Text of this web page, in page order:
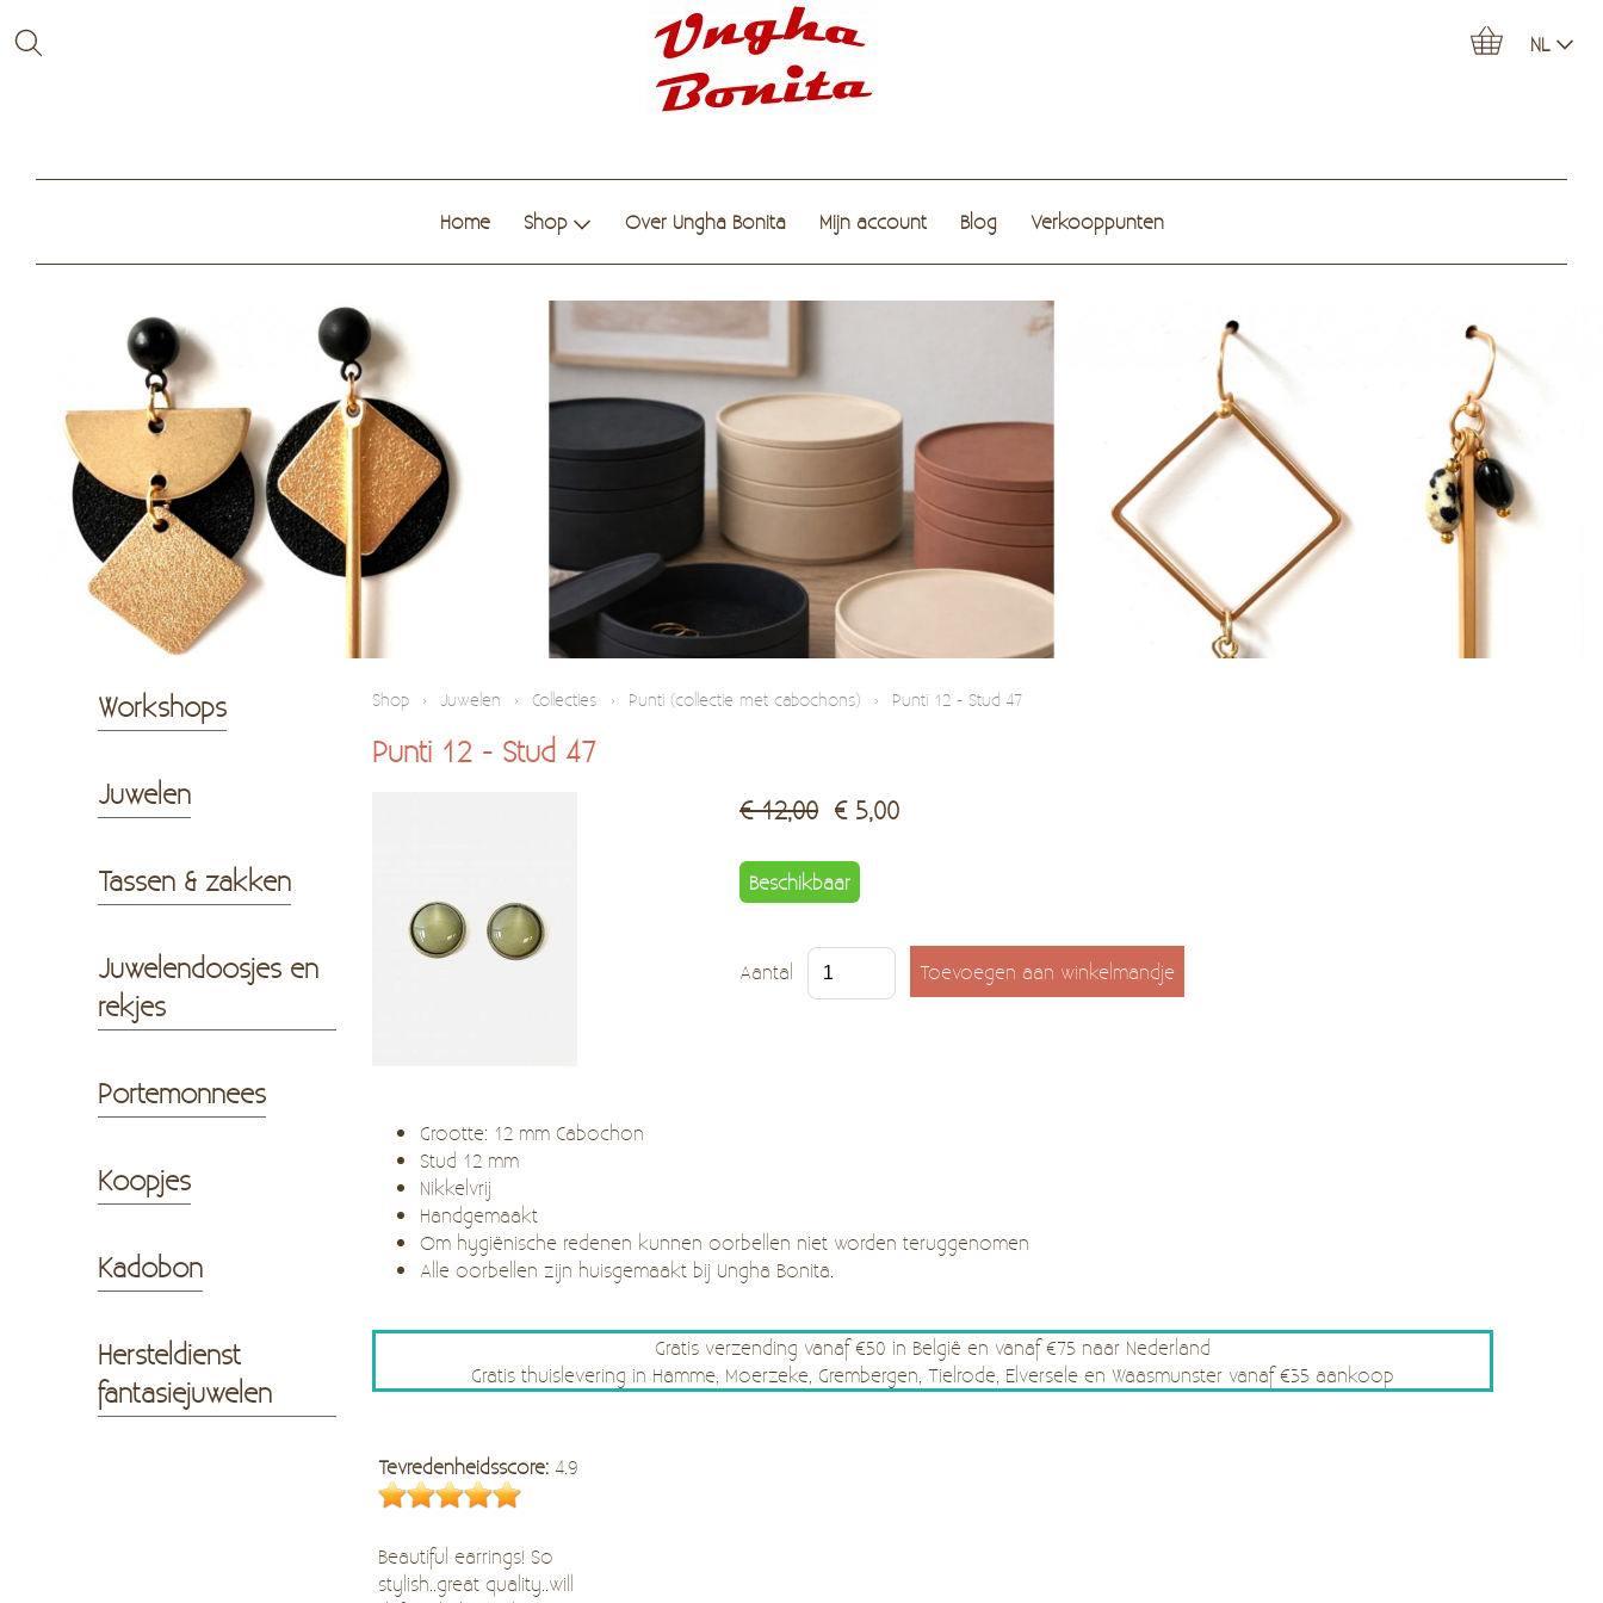
NL
Home Shop Over Ungha Bonita Mijn account Blog Verkooppunten
Workshops
Juwelen
Tassen & zakken
Juwelendoosjes en
rekjes
Portemonnees
Koopjes
Kadobon
Hersteldienst
fantasiejuwelen
Shop › Juwelen › Collecties › Punti (collectie met cabochons) › Punti 12 - Stud 47
Punti 12 - Stud 47
€ 12,00 € 5,00
Beschikbaar
Aantal
Grootte: 12 mm Cabochon
Stud 12 mm
Nikkelvrij
Handgemaakt
Om hygiënische redenen kunnen oorbellen niet worden teruggenomen
Alle oorbellen zijn huisgemaakt bij Ungha Bonita.
Gratis verzending vanaf €50 in België en vanaf €75 naar Nederland
Gratis thuislevering in Hamme, Moerzeke, Grembergen, Tielrode, Elversele en Waasmunster vanaf €35 aankoop
Tevredenheidsscore: 4.9
Beautiful earrings! So
stylish..great quality..will